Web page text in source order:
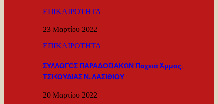
ΕΠΙΚΑΙΡΟΤΗΤΑ
23 Μαρτίου 2022
ΕΠΙΚΑΙΡΟΤΗΤΑ
ΣΥΛΛΟΓΟΣ ΠΑΡΑΔΟΣΙΑΚΩΝ Παχειά Άμμος,
ΤΣΙΚΟΥΔΙΑΣ Ν. ΛΑΣΙΘΙΟΥ
20 Μαρτίου 2022